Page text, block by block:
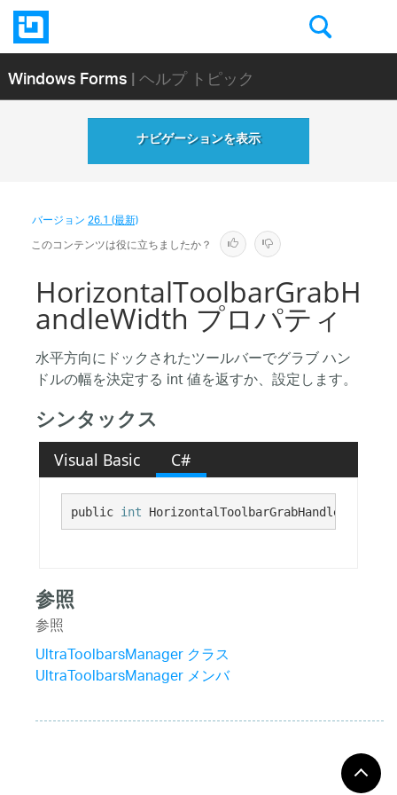
Windows Forms| ヘルプ トピック
ナビゲーションを表示
バージョン26.1 (最新)
このコンテンツは役に立ちましたか？
HorizontalToolbarGrabH
andleWidth プロパティ
水平方向にドックされたツールバーでグラブ ハン
ドルの幅を決定する int 値を返すか、設定します。
シンタックス
Visual Basic C#
public int HorizontalToolbarGrabHandleWidth
参照
参照
UltraToolbarsManager クラス
UltraToolbarsManager メンバ